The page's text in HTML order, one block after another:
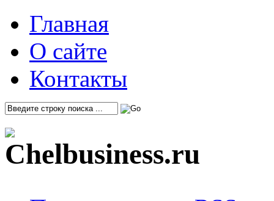
Главная
О сайте
Контакты